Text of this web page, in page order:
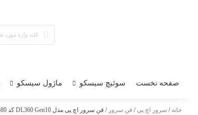
صفحه نخست سوئیچ سیسکو ماژول سیسکو
خانه / سرور اچ پی / فن سرور / فن سرور اچ پی مدل DL360 Gen10 کد 873580-001